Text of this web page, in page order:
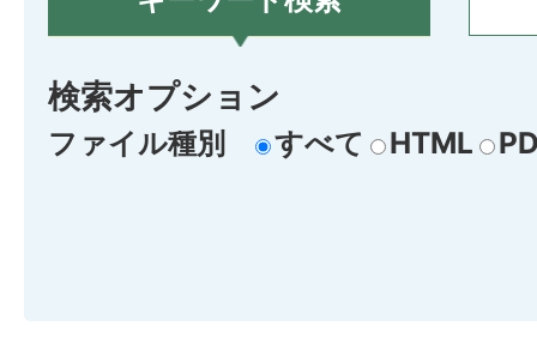
検索オプション
ファイル種別 すべて HTML